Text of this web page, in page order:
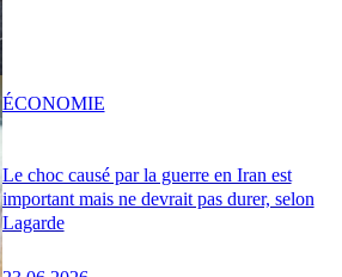
Le choc causé par la guerre en Iran est
important mais ne devrait pas durer, selon
Lagarde
ÉCONOMIE